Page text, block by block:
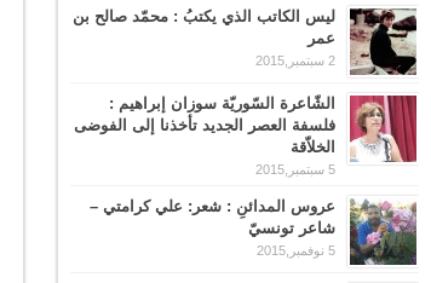
ليس الكاتب الذي يكتبُ : محمّد صالح بن
عمر
2 سبتمبر,2015
الشّاعرة السّوريّة سوزان إبراهيم :
فلسفة العصر الجديد تأخذنا إلى الفوضى
الخلاّقة
5 سبتمبر,2015
عروس المدائنِ : شعر: علي كرامتي –
شاعر تونسيّ
5 نوفمبر,2015